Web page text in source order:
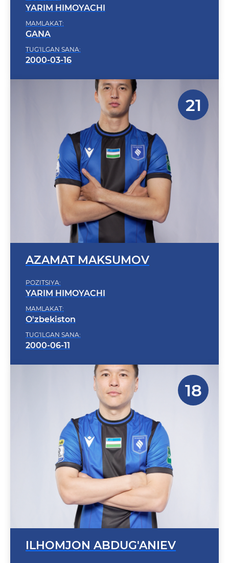
MAMLAKAT:
GANA
TUG'ILGAN SANA:
2000-03-16
AZAMAT MAKSUMOV
YARIM HIMOYACHI
MAMLAKAT:
O'zbekiston
TUG'ILGAN SANA:
2000-06-11
ILHOMJON ABDUG'ANIEV